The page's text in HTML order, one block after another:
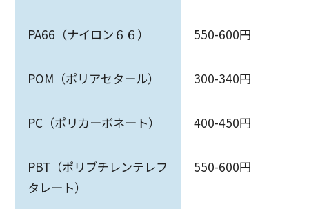
PA66（ナイロン６６） 550-600円
POM（ポリアセタール） 300-340円
PC（ポリカーボネート） 400-450円
PBT（ポリブチレンテレフ
タレート）
550-600円